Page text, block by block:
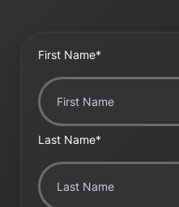
First Name*
Last Name*